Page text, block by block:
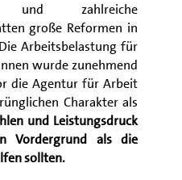
und zahlreiche
große Reformen in
Arbeitsbelastung für
wurde zunehmend
die Agentur für Arbeit
Charakter als
und Leistungsdruck
Vordergrund als die
sollten.